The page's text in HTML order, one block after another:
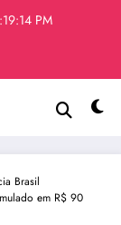
PM
Brasil
em R$ 90